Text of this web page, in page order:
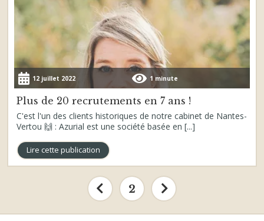
12 juillet 2022 1 minute
Plus de 20 recrutements en 7 ans !
C'est l'un des clients historiques de notre cabinet de Nantes-
Vertou 🙌 : Azurial est une société basée en [...]
Lire cette publication
2